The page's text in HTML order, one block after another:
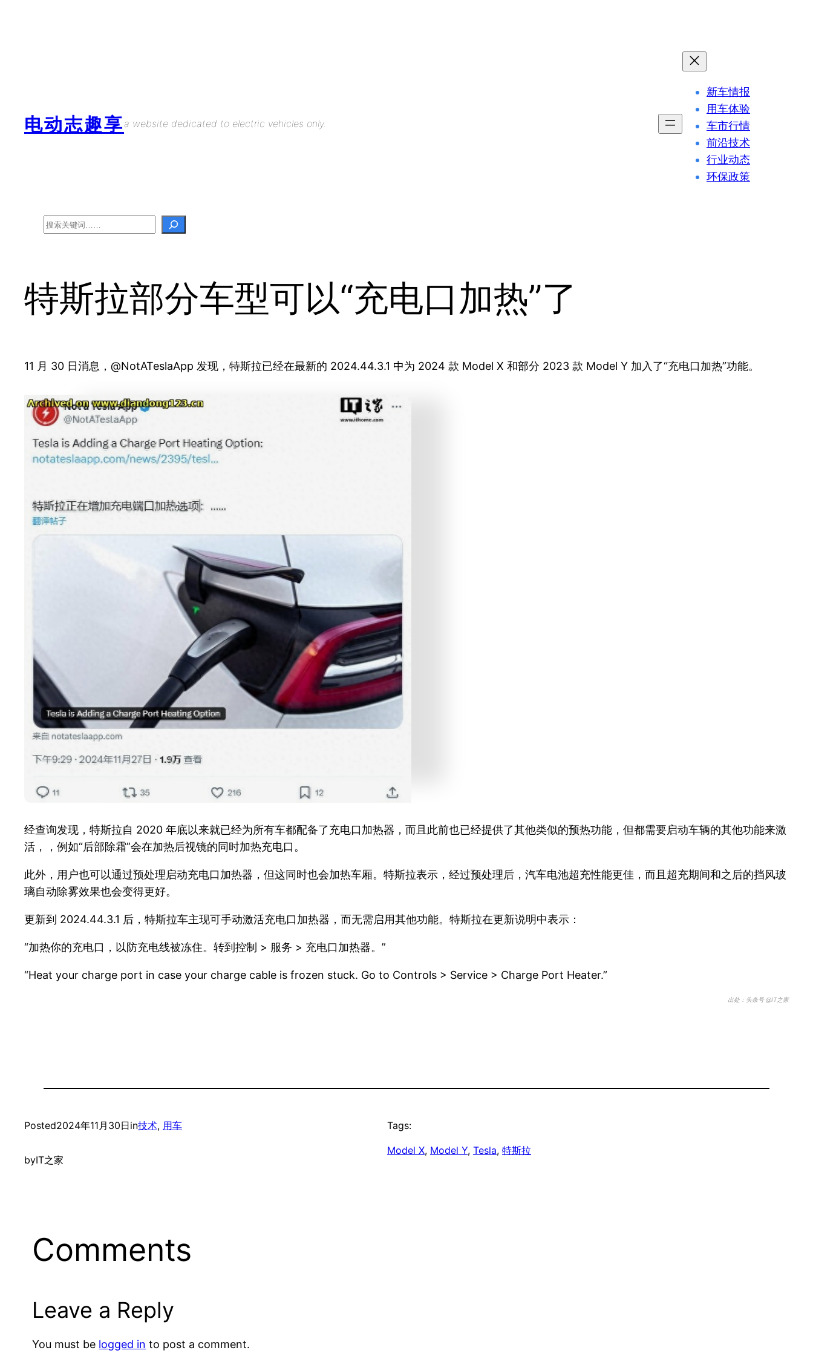
电动志趣享a website dedicated to electric vehicles only.
新车情报
用车体验
车市行情
前沿技术
行业动态
环保政策
Search
特斯拉部分车型可以“充电口加热”了
11 月 30 日消息，@NotATeslaApp 发现，特斯拉已经在最新的 2024.44.3.1 中为 2024 款 Model X 和部分 2023 款 Model Y 加入了“充电口加热”功能。
经查询发现，特斯拉自 2020 年底以来就已经为所有车都配备了充电口加热器，而且此前也已经提供了其他类似的预热功能，但都需要启动车辆的其他功能来激
活，，例如“后部除霜”会在加热后视镜的同时加热充电口。
此外，用户也可以通过预处理启动充电口加热器，但这同时也会加热车厢。特斯拉表示，经过预处理后，汽车电池超充性能更佳，而且超充期间和之后的挡风玻
璃自动除雾效果也会变得更好。
更新到 2024.44.3.1 后，特斯拉车主现可手动激活充电口加热器，而无需启用其他功能。特斯拉在更新说明中表示：
“加热你的充电口，以防充电线被冻住。转到控制 > 服务 > 充电口加热器。”
“Heat your charge port in case your charge cable is frozen stuck. Go to Controls > Service > Charge Port Heater.”
出处：头条号 @IT之家
Posted2024年11月30日in技术, 用车
byIT之家
Tags:
Model X, Model Y, Tesla, 特斯拉
Comments
Leave a Reply
You must be logged in to post a comment.